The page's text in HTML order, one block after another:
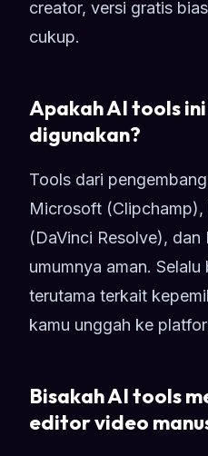
creator, versi gratis
cukup.
Apakah AI tools
digunakan?
Tools dari
Microsoft
(DaVinci Resolve),
umumnya aman.
terutama terkait
kamu unggah ke
Bisakah AI tools
editor video